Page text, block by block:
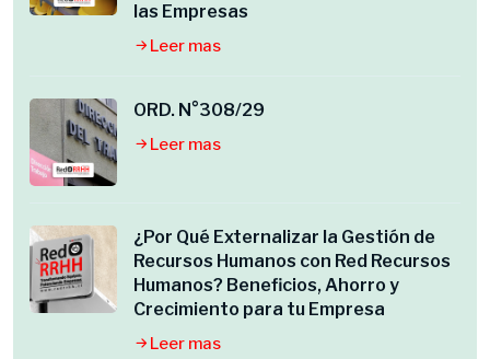
las Empresas
Leer mas
ORD. N°308/29
Leer mas
¿Por Qué Externalizar la Gestión de
Recursos Humanos con Red Recursos
Humanos? Beneficios, Ahorro y
Crecimiento para tu Empresa
Leer mas